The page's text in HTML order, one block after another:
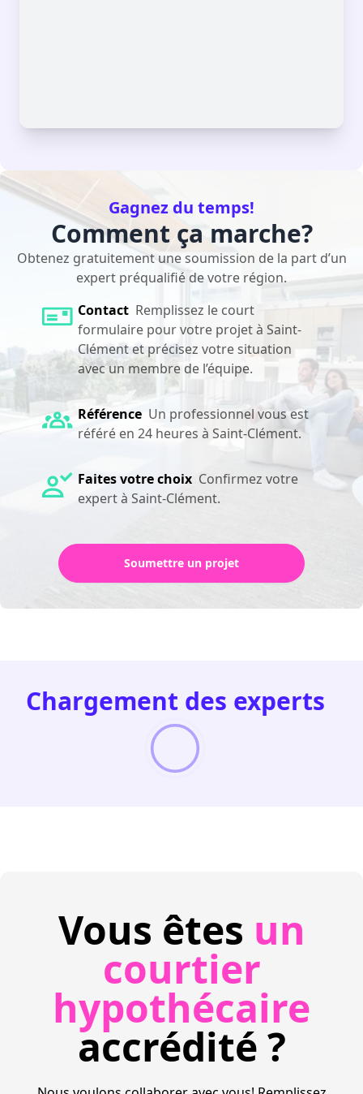
Gagnez du temps!
Comment ça marche?
Obtenez gratuitement une soumission de la part d’un
expert préqualifié de votre région.
Contact Remplissez le court
formulaire pour votre projet à Saint-
Clément et précisez votre situation
avec un membre de l’équipe.
Référence Un professionnel vous est
référé en 24 heures à Saint-Clément.
Faites votre choix Confirmez votre
expert à Saint-Clément.
Soumettre un projet
Chargement des experts
Vous êtes un
courtier
hypothécaire
accrédité ?